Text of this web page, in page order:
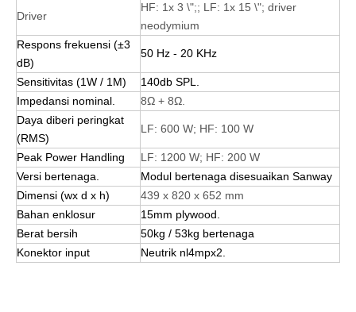
Driver
HF: 1x 3 \";; LF: 1x 15 \"; driver
neodymium
Respons frekuensi (±3
dB)
50 Hz - 20 KHz
Sensitivitas (1W / 1M)
140db SPL.
Impedansi nominal.
8Ω + 8Ω.
Daya diberi peringkat
(RMS)
LF: 600 W; HF: 100 W
Peak Power Handling
LF: 1200 W; HF: 200 W
Versi bertenaga.
Modul bertenaga disesuaikan Sanway
Dimensi (wx d x h)
439 x 820 x 652 mm
Bahan enklosur
15mm plywood.
Berat bersih
50kg / 53kg bertenaga
Konektor input
Neutrik nl4mpx2.